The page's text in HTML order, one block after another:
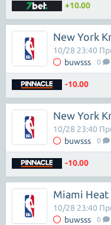
+10.00
New York
buwsss 0
10/28 23:40
-10.00
New York
buwsss 0
10/28 23:40
-10.00
Miami
buwsss 0
10/28 23:40